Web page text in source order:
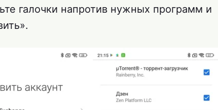
галочки напротив нужных программ и